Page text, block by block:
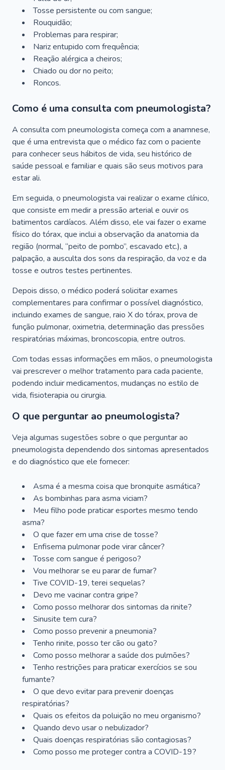
Tosse persistente ou com sangue;
Rouquidão;
Problemas para respirar;
Nariz entupido com frequência;
Reação alérgica a cheiros;
Chiado ou dor no peito;
Roncos.
Como é uma consulta com pneumologista?
A consulta com pneumologista começa com a anamnese,
que é uma entrevista que o médico faz com o paciente
para conhecer seus hábitos de vida, seu histórico de
saúde pessoal e familiar e quais são seus motivos para
estar ali.
Em seguida, o pneumologista vai realizar o exame clínico,
que consiste em medir a pressão arterial e ouvir os
batimentos cardíacos. Além disso, ele vai fazer o exame
físico do tórax, que inclui a observação da anatomia da
região (normal, “peito de pombo”, escavado etc.), a
palpação, a ausculta dos sons da respiração, da voz e da
tosse e outros testes pertinentes.
Depois disso, o médico poderá solicitar exames
complementares para confirmar o possível diagnóstico,
incluindo exames de sangue, raio X do tórax, prova de
função pulmonar, oximetria, determinação das pressões
respiratórias máximas, broncoscopia, entre outros.
Com todas essas informações em mãos, o pneumologista
vai prescrever o melhor tratamento para cada paciente,
podendo incluir medicamentos, mudanças no estilo de
vida, fisioterapia ou cirurgia.
O que perguntar ao pneumologista?
Veja algumas sugestões sobre o que perguntar ao
pneumologista dependendo dos sintomas apresentados
e do diagnóstico que ele fornecer:
Asma é a mesma coisa que bronquite asmática?
As bombinhas para asma viciam?
Meu filho pode praticar esportes mesmo tendo
asma?
O que fazer em uma crise de tosse?
Enfisema pulmonar pode virar câncer?
Tosse com sangue é perigoso?
Vou melhorar se eu parar de fumar?
Tive COVID-19, terei sequelas?
Devo me vacinar contra gripe?
Como posso melhorar dos sintomas da rinite?
Sinusite tem cura?
Como posso prevenir a pneumonia?
Tenho rinite, posso ter cão ou gato?
Como posso melhorar a saúde dos pulmões?
Tenho restrições para praticar exercícios se sou
fumante?
O que devo evitar para prevenir doenças
respiratórias?
Quais os efeitos da poluição no meu organismo?
Quando devo usar o nebulizador?
Quais doenças respiratórias são contagiosas?
Como posso me proteger contra a COVID-19?